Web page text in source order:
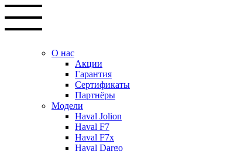
О нас
Акции
Гарантия
Сертификаты
Партнёры
Модели
Haval Jolion
Haval F7
Haval F7x
Haval Dargo